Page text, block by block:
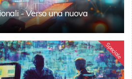
- Verso una nuova
Speciale